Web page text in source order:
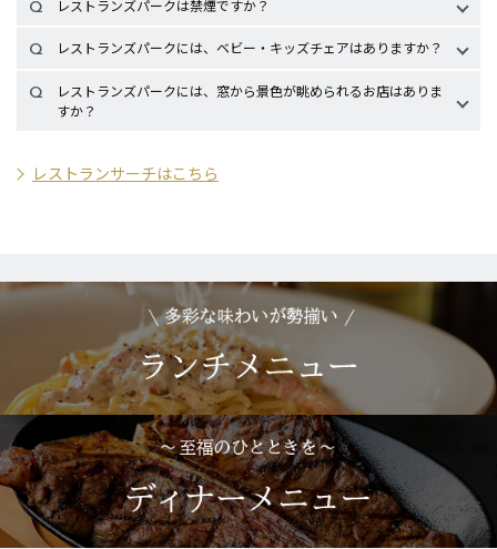
くはレストランサーチ “シーンから探す
レストランズパークは禁煙ですか？
なお、本館14Fと13Fに喫煙室を設けています。
レストランズパークには、ベビー・キッズチェアはありますか？
※台数には限りがございますので、ご了承ください。
詳しくはこちら
レストランズパークには、窓から景色が眺められるお店はありま
すか？
※お席によっては窓から景色が眺められない場合がございますの
天厨菜館
[北京料理]
焼肉トラジ [焼肉]
ねぎし [牛たん・とろろ・麦めし]
・13F 総本家 小松庵 [そば処]
・13F 築地玉寿司
[すし]
・13F ハンバーグ＆ステーキ 黒毛和牛 腰塚 [肉料理]
新宿御苑側：
・14F 赤坂 ふきぬき [うなぎ]
★「KIDS GUIDE -キッズガイド-」でも、窓からの景色についてご紹介して
います。
詳しくはこちら
レストランサーチはこちら